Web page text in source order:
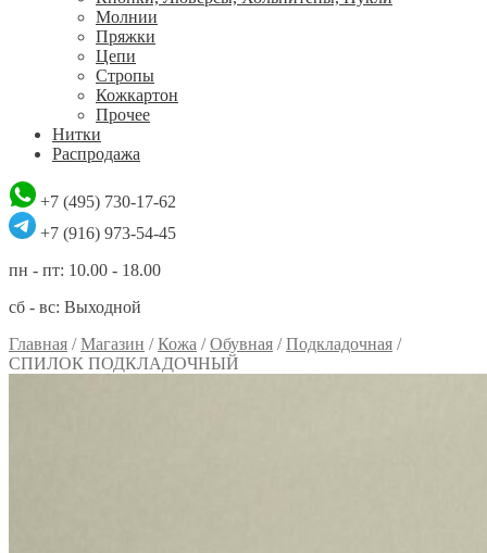
Молнии
Пряжки
Цепи
Стропы
Кожкартон
Прочее
Нитки
Распродажа
+7 (495) 730-17-62
+7 (916) 973-54-45
пн - пт: 10.00 - 18.00
сб - вс: Выходной
Главная /Магазин /Кожа /Обувная /Подкладочная /
СПИЛОК ПОДКЛАДОЧНЫЙ